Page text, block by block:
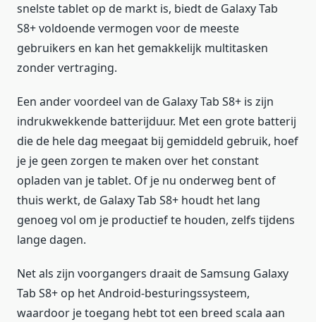
snelste tablet op de markt is, biedt de Galaxy Tab
S8+ voldoende vermogen voor de meeste
gebruikers en kan het gemakkelijk multitasken
zonder vertraging.
Een ander voordeel van de Galaxy Tab S8+ is zijn
indrukwekkende batterijduur. Met een grote batterij
die de hele dag meegaat bij gemiddeld gebruik, hoef
je je geen zorgen te maken over het constant
opladen van je tablet. Of je nu onderweg bent of
thuis werkt, de Galaxy Tab S8+ houdt het lang
genoeg vol om je productief te houden, zelfs tijdens
lange dagen.
Net als zijn voorgangers draait de Samsung Galaxy
Tab S8+ op het Android-besturingssysteem,
waardoor je toegang hebt tot een breed scala aan